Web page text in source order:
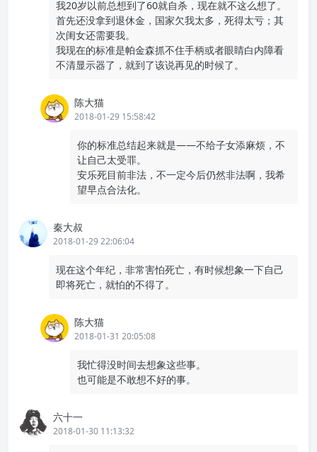
我20岁以前总想到了60就自杀，现在就不这么想了。
首先还没拿到退休金，国家欠我太多，死得太亏；其
次闺女还需要我。
我现在的标准是帕金森抓不住手柄或者眼睛白内障看
不清显示器了，就到了该说再见的时候了。
陈大猫
2018-01-29 15:58:42
你的标准总结起来就是——不给子女添麻烦，不
让自己太受罪。
安乐死目前非法，不一定今后仍然非法啊，我希
望早点合法化。
秦大叔
2018-01-29 22:06:04
现在这个年纪，非常害怕死亡，有时候想象一下自己
即将死亡，就怕的不得了。
陈大猫
2018-01-31 20:05:08
我忙得没时间去想象这些事。
也可能是不敢想不好的事。
六十一
2018-01-30 11:13:32